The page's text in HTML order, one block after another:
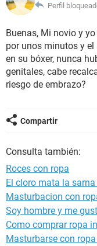
SEXUALIDAD
GLOSARIO
Perfil
Buenas, Mi novio y
por unos minutos y
en su bóxer, nunca
genitales, cabe
riesgo de embrazo?
Compartir
Consulta también:
Roces con ropa
El cloro mata la
Masturbacion con
Soy hombre y me
Como comprar ropa
Masturbarse con